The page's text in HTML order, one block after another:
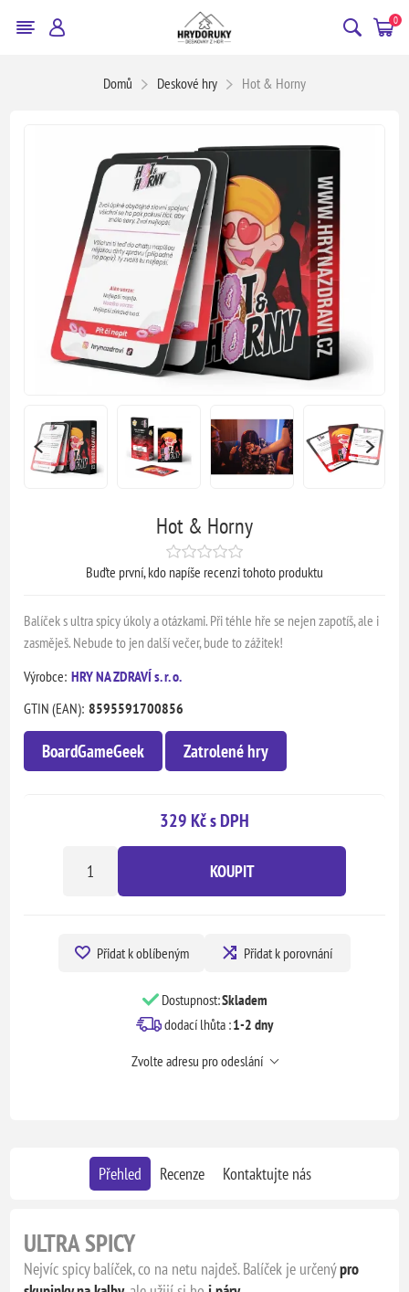
0
Domů Deskové hry Hot & Horny
Hot & Horny
Buďte první, kdo napíše recenzi tohoto produktu
Balíček s ultra spicy úkoly a otázkami. Při téhle hře se nejen zapotíš, ale i
zasměješ. Nebude to jen další večer, bude to zážitek!
Výrobce: HRY NA ZDRAVÍ s. r. o.
GTIN (EAN): 8595591700856
BoardGameGeek Zatrolené hry
329 Kč s DPH
KOUPIT
Přidat k oblíbeným Přidat k porovnání
Dostupnost:Skladem
dodací lhůta :1-2 dny
Zvolte adresu pro odeslání
Přehled Recenze Kontaktujte nás
ULTRA SPICY
Nejvíc spicy balíček, co na netu najdeš. Balíček je určenýpro